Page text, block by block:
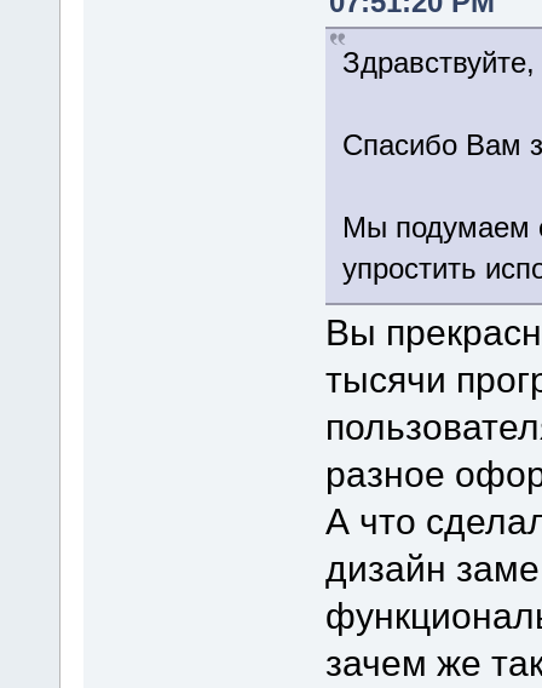
Спасибо Вам
Мы подумаем
упростить
Вы
тысячи
разное
А что
дизайн
зачем же